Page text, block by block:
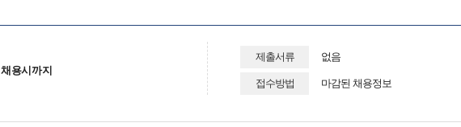
채용시까지
제출서류 없음
접수방법 마감된 채용정보